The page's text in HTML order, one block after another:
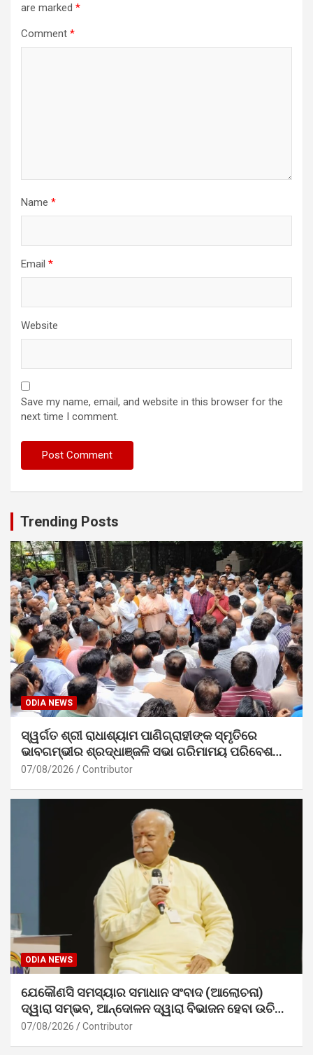
are marked *
Comment *
Name *
Email *
Website
Save my name, email, and website in this browser for the
next time I comment.
Trending Posts
ODIA NEWS
ସ୍ୱର୍ଗତ ଶ୍ରୀ ରାଧାଶ୍ୟାମ ପାଣିଗ୍ରାହୀଙ୍କ ସ୍ମୃତିରେ
ଭାବଗମ୍ଭୀର ଶ୍ରଦ୍ଧାଞ୍ଜଳି ସଭା ଗରିମାମୟ ପରିବେଶରେ
ସମ୍ପନ୍ନ
07/08/2026 Contributor
ODIA NEWS
ଯେକୌଣସି ସମସ୍ୟାର ସମାଧାନ ସଂବାଦ (ଆଲୋଚନା)
ଦ୍ୱାରା ସମ୍ଭବ, ଆନ୍ଦୋଳନ ଦ୍ୱାରା ବିଭାଜନ ହେବା ଉଚିତ୍
ନୁହେଁ। – ଡ. ମୋହନ ଭାଗବତ ଜୀ
07/08/2026 Contributor